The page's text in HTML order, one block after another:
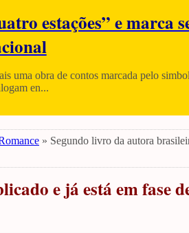
estações” e marca
uma obra de contos marcada pelo
en...
» Segundo livro da autora
e já está em fase